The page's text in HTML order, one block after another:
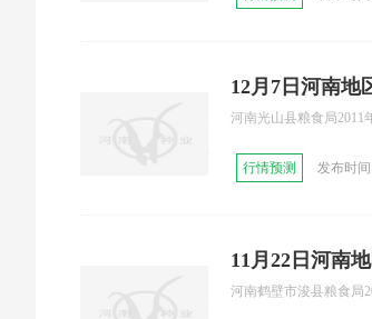
12月7日河南地
河南光山县粮食局2011
行情预测 发布时间
11月22日河南
河南鹤壁市浚县粮食局